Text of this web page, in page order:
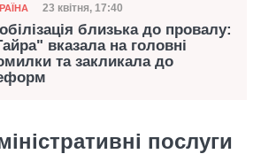
Дата публікації
23 квітня, 17:40
близька до провалу:
вказала на головні
та закликала до
послуги